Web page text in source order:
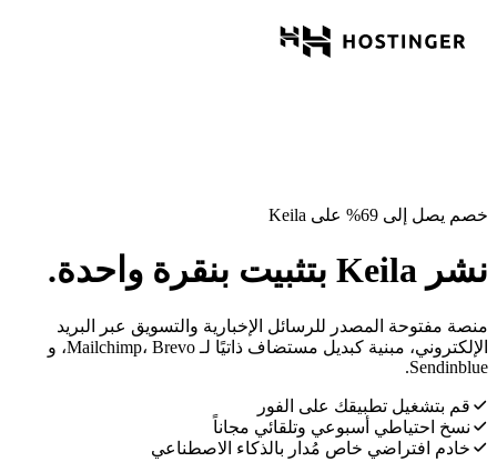
خصم يصل إلى 69% على Keila
نشر Keila بتثبيت بنقرة واحدة.
منصة مفتوحة المصدر للرسائل الإخبارية والتسويق عبر البريد
الإلكتروني، مبنية كبديل مستضاف ذاتيًا لـ Mailchimp، Brevo، و
Sendinblue.
قم بتشغيل تطبيقك على الفور
نسخ احتياطي أسبوعي وتلقائي مجاناً
خادم افتراضي خاص مُدار بالذكاء الاصطناعي